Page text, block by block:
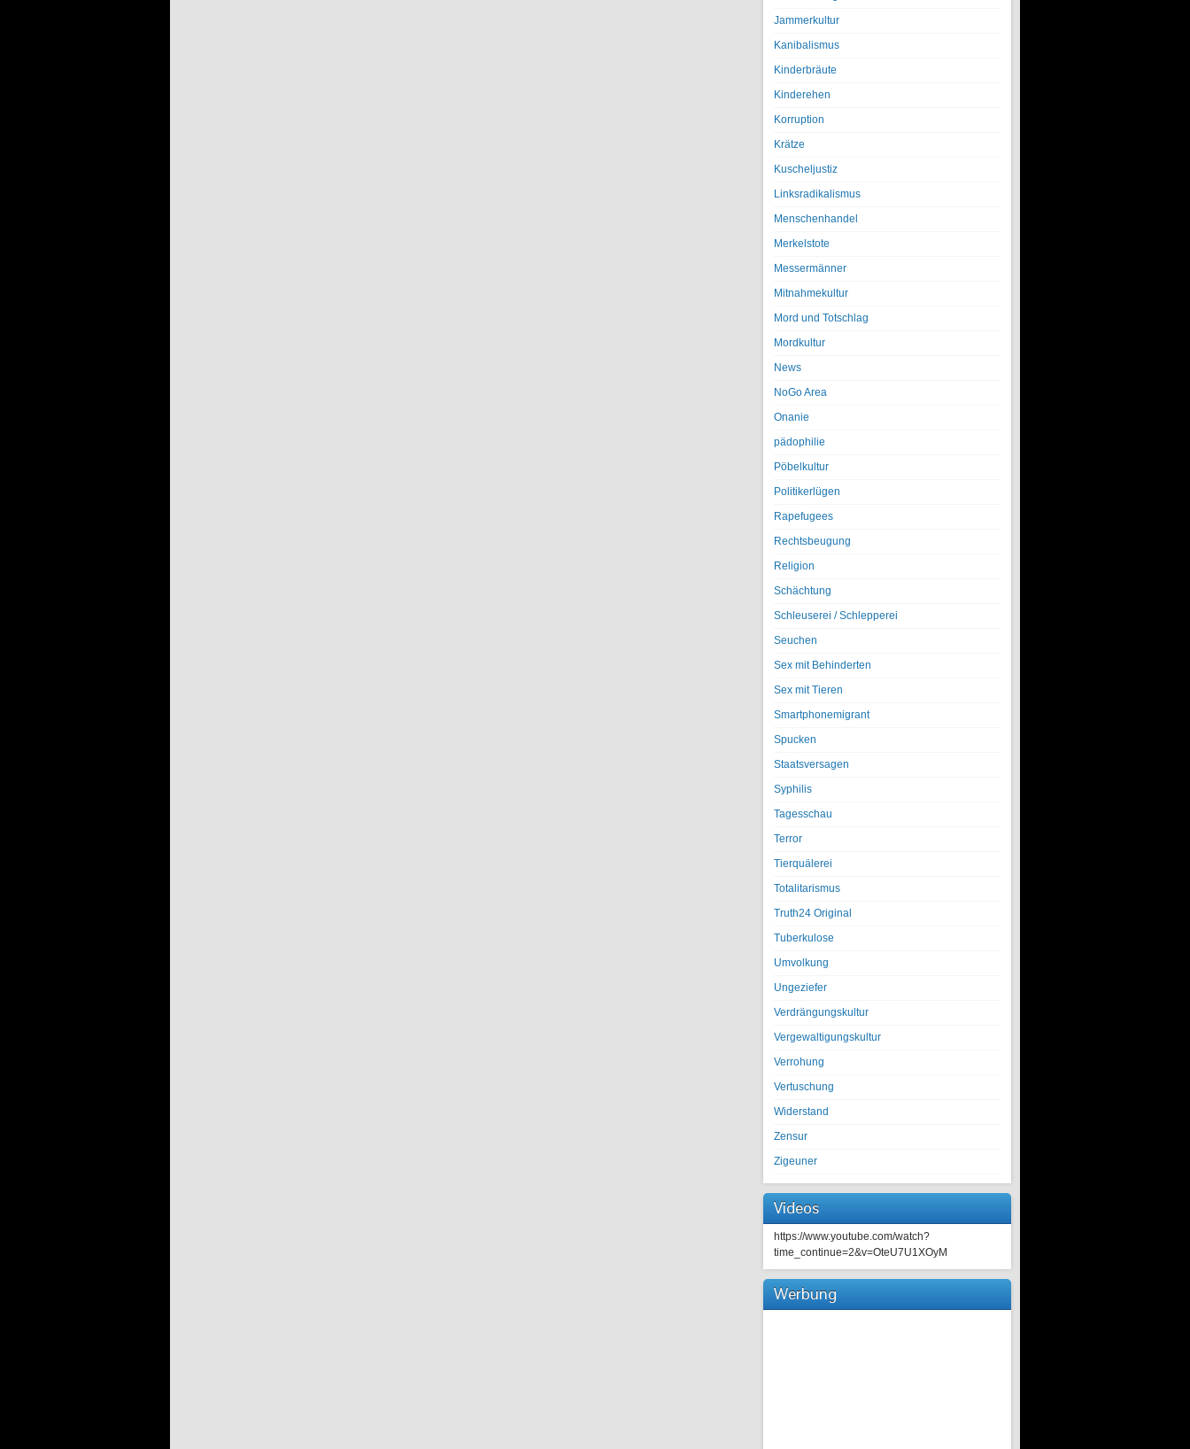
Jammerkultur
Kanibalismus
Kinderbräute
Kinderehen
Korruption
Krätze
Kuscheljustiz
Linksradikalismus
Menschenhandel
Merkelstote
Messermänner
Mitnahmekultur
Mord und Totschlag
Mordkultur
News
NoGo Area
Onanie
pädophilie
Pöbelkultur
Politikerlügen
Rapefugees
Rechtsbeugung
Religion
Schächtung
Schleuserei / Schlepperei
Seuchen
Sex mit Behinderten
Sex mit Tieren
Smartphonemigrant
Spucken
Staatsversagen
Syphilis
Tagesschau
Terror
Tierquälerei
Totalitarismus
Truth24 Original
Tuberkulose
Umvolkung
Ungeziefer
Verdrängungskultur
Vergewaltigungskultur
Verrohung
Vertuschung
Widerstand
Zensur
Zigeuner
Videos
https://www.youtube.com/watch?
time_continue=2&v=OteU7U1XOyM
Werbung